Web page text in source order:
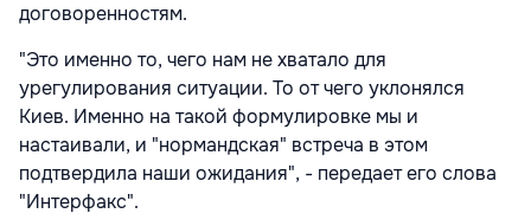
договоренностям.
"Это именно то, чего нам не хватало для
урегулирования ситуации. То от чего уклонялся
Киев. Именно на такой формулировке мы и
настаивали, и "нормандская" встреча в этом
подтвердила наши ожидания", - передает его слова
"Интерфакс".